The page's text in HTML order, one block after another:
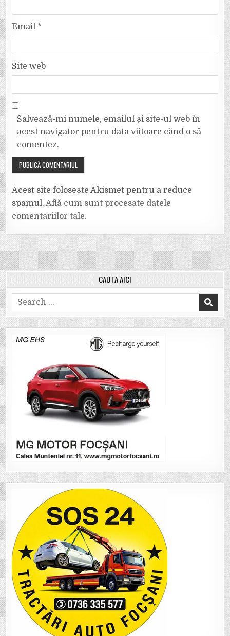
Email *
Site web
Salvează-mi numele, emailul și site-ul web în
acest navigator pentru data viitoare când o să
comentez.
Acest site folosește Akismet pentru a reduce
spamul.Află cum sunt procesate datele
comentariilor tale.
CAUTĂ AICI
Search
for: